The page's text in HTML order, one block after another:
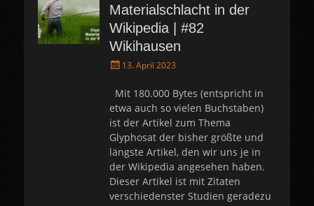
Materialschlacht in der
Wikipedia | #82
Wikihausen
P
e
d
o
n
13. April 2023
Mit 180.000 Bytes (entspricht in
etwa auch so vielen Buchstaben)
ist der Artikel zum Thema
Glyphosat der bisher größte und
längste Artikel, den wir uns je in
der Wikipedia angesehen haben.
Dieser Artikel ist mit Zitaten
verschiedenster Studien geradezu